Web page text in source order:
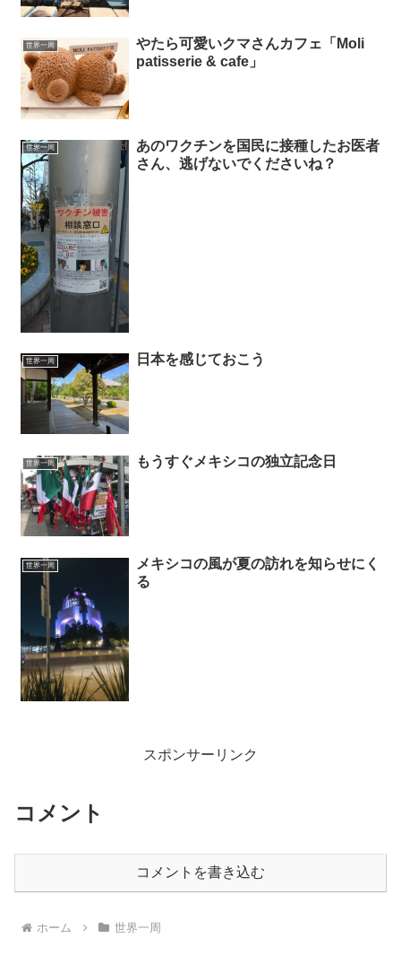
世界一周
やたら可愛いクマさんカフェ「Moli
patisserie & cafe」
世界一周
あのワクチンを国民に接種したお医者
さん、逃げないでくださいね？
世界一周 日本を感じておこう
世界一周 もうすぐメキシコの独立記念日
世界一周
メキシコの風が夏の訪れを知らせにく
る
スポンサーリンク
コメント
コメントを書き込む
ホーム 世界一周